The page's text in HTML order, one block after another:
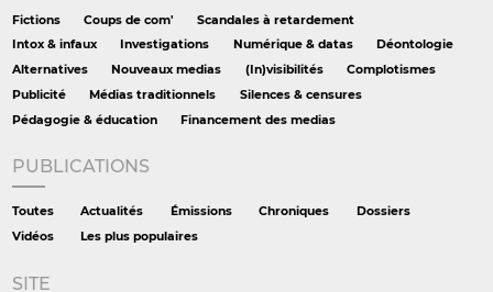
Fictions Coups de com'
Scandales à retardement
Intox & infaux
Investigations Numérique & datas
Déontologie
Alternatives
Nouveaux medias (In)visibilités
Complotismes
Publicité
Médias traditionnels
Silences & censures
Pédagogie & éducation
Financement des medias
PUBLICATIONS
Toutes Actualités Émissions Chroniques
Dossiers
Vidéos
Les plus populaires
SITE